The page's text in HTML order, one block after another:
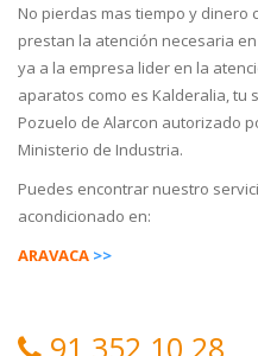
No pierdas mas tiempo y dinero
prestan la atención necesaria
ya a la empresa lider en la
aparatos como es Kalderalia, tu
Pozuelo de Alarcon autorizado
Ministerio de Industria.
Puedes encontrar nuestro
acondicionado en:
ARAVACA >>
91 352 10 28